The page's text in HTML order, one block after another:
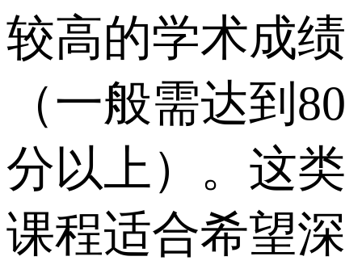
较高的学术成绩
（一般需达到80
分以上）。这类
课程适合希望深